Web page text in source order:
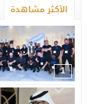
الأكثر مشاهدة
1